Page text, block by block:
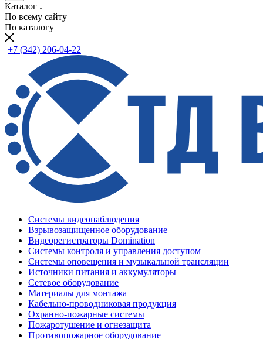
Каталог
По всему сайту
По каталогу
+7 (342) 206-04-22
Системы видеонаблюдения
Взрывозащищенное оборудование
Видеорегистраторы Domination
Системы контроля и управления доступом
Системы оповещения и музыкальной трансляции
Источники питания и аккумуляторы
Сетевое оборудование
Материалы для монтажа
Кабельно-проводниковая продукция
Охранно-пожарные системы
Пожаротушение и огнезащита
Противопожарное оборудование